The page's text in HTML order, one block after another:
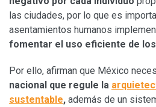
las ciudades, por lo que es
asentamientos humanos
fomentar el uso eficiente de
Por ello, afirman que México
nacional que regule la
sustentable, además de un